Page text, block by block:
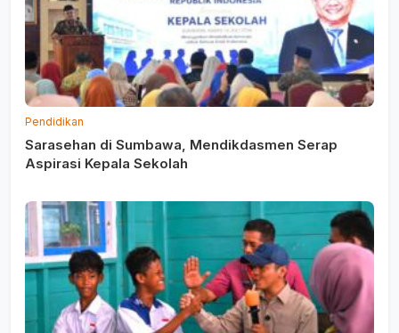
Pendidikan
Sarasehan di Sumbawa, Mendikdasmen Serap
Aspirasi Kepala Sekolah